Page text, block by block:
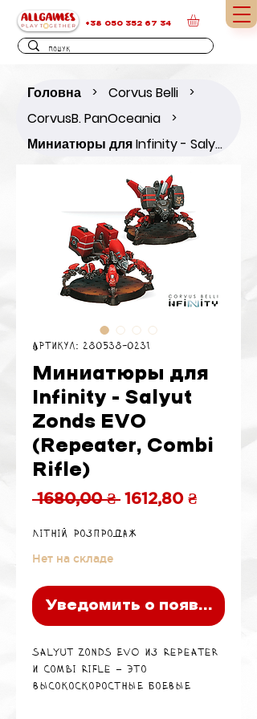
+38 050 352 67 34
Головна > Corvus Belli >
CorvusB. PanOceania >
Миниатюры для Infinity - Salyut Zonds EVO (Repeater, Combi Rifle)
Артикул: 280538-0231
Миниатюры для
Infinity - Salyut
Zonds EVO
(Repeater, Combi
Rifle)
1680,00 ₴ Обычная
1612,80 ₴
Літній розпродаж
Нет на складе
Уведомить о появлении
Salyut Zonds EVO из Repeater
и Combi Rifle – это
высокоскоростные боевые